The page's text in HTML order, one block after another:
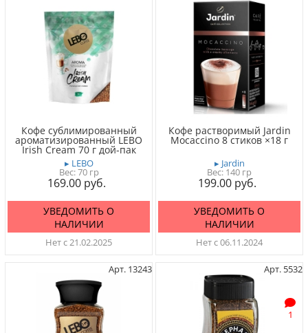
Кофе сублимированный
ароматизированный LEBO
Irish Cream 70 г дой-пак
▸ LEBO
Вес:70 гр
169.00
УВЕДОМИТЬ О
НАЛИЧИИ
Нет с 21.02.2025
Кофе растворимый Jardin
Mocaccino 8 стиков ×18 г
▸ Jardin
Вес: 140 гр
199.00
УВЕДОМИТЬ О
НАЛИЧИИ
Нет с 06.11.2024
Арт. 13243 Арт. 5532
1